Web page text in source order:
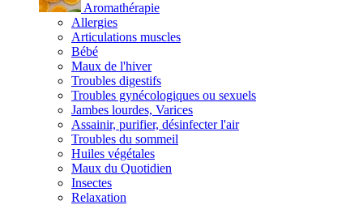
Aromathérapie
Allergies
Articulations muscles
Bébé
Maux de l'hiver
Troubles digestifs
Troubles gynécologiques ou sexuels
Jambes lourdes, Varices
Assainir, purifier, désinfecter l'air
Troubles du sommeil
Huiles végétales
Maux du Quotidien
Insectes
Relaxation